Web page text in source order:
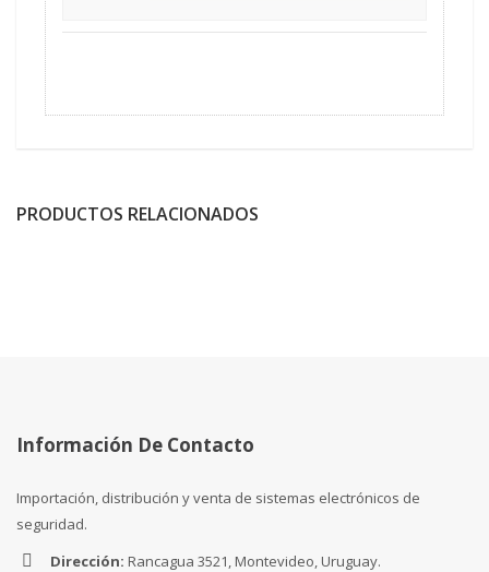
PRODUCTOS RELACIONADOS
Información De Contacto
Importación, distribución y venta de sistemas electrónicos de
seguridad.
Dirección: Rancagua 3521, Montevideo, Uruguay.